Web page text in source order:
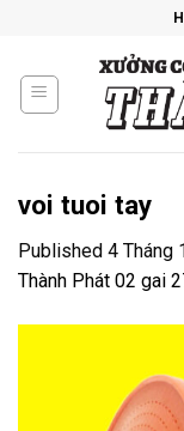
content
voi tuoi tay
Published 4 Tháng
Thành Phát 02 gai